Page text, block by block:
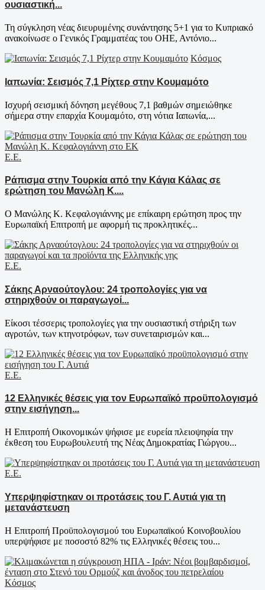
ουσιαστική...
Τη σύγκληση νέας διευρυμένης συνάντησης 5+1 για το Κυπριακό
ανακοίνωσε ο Γενικός Γραμματέας του ΟΗΕ, Αντόνιο...
Κόσμος
Ιαπωνία: Σεισμός 7,1 Ρίχτερ στην Κουμαμότο
Ισχυρή σεισμική δόνηση μεγέθους 7,1 βαθμών σημειώθηκε
σήμερα στην επαρχία Κουμαμότο, στη νότια Ιαπωνία,...
Ε.Ε.
Ράπισμα στην Τουρκία από την Κάγια Κάλας σε
ερώτηση του Μανώλη Κ....
Ο Μανώλης Κ. Κεφαλογιάννης με επίκαιρη ερώτηση προς την
Ευρωπαϊκή Επιτροπή με αφορμή τις προκλητικές...
Ε.Ε.
Σάκης Αρναούτογλου: 24 τροπολογίες για να
στηριχθούν οι παραγωγοί...
Είκοσι τέσσερις τροπολογίες για την ουσιαστική στήριξη των
αγροτών, των κτηνοτρόφων, των συνεταιρισμών και...
Ε.Ε.
12 Ελληνικές θέσεις για τον Ευρωπαϊκό προϋπολογισμό
στην εισήγηση...
Η Επιτροπή Οικονομικών ψήφισε με ευρεία πλειοψηφία την
έκθεση του Ευρωβουλευτή της Νέας Δημοκρατίας Γιώργου...
Ε.Ε.
Υπερψηφίστηκαν οι προτάσεις του Γ. Αυτιά για τη
μετανάστευση
H Επιτροπή Προϋπολογισμού του Ευρωπαϊκού Κοινοβουλίου
υπερψήφισε με ποσοστό 82% τις Ελληνικές θέσεις του...
Κόσμος